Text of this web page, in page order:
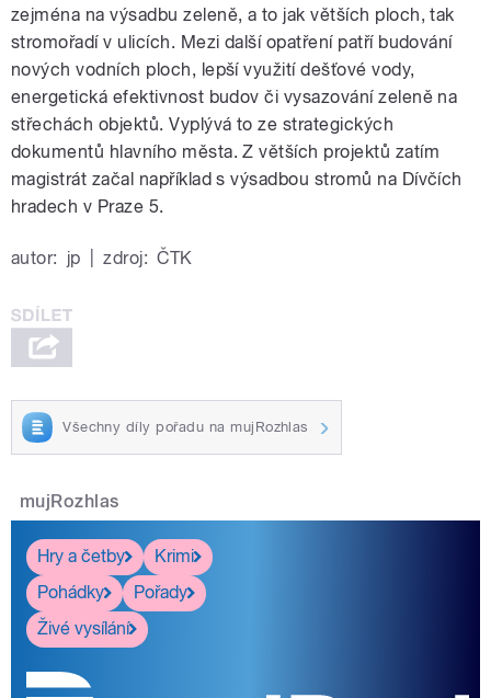
zejména na výsadbu zeleně, a to jak větších ploch, tak
stromořadí v ulicích. Mezi další opatření patří budování
nových vodních ploch, lepší využití dešťové vody,
energetická efektivnost budov či vysazování zeleně na
střechách objektů. Vyplývá to ze strategických
dokumentů hlavního města. Z větších projektů zatím
magistrát začal například s výsadbou stromů na Dívčích
hradech v Praze 5.
autor: jp zdroj: ČTK
Všechny díly pořadu na mujRozhlas
mujRozhlas
Hry a četby
Krimi
Pohádky
Pořady
Živé vysílání